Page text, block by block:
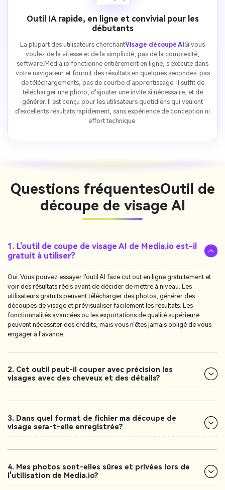
Outil IA rapide, en ligne et convivial pour les
débutants
La plupart des utilisateurs cherchantVisage découpé AI Si vous
voulez de la vitesse et de la simplicité, pas de la complexité,
software.Media.io fonctionne entièrement en ligne, s'exécute dans
votre navigateur et fournit des résultats en quelques secondes-pas
de téléchargements, pas de courbe d'apprentissage. Il suffit de
télécharger une photo, d'ajouter une invite si nécessaire, et de
générer. Il est conçu pour les utilisateurs quotidiens qui veulent
d'excellents résultats rapidement, sans expérience de conception ni
effort technique.
Questions fréquentesOutil de
découpe de visage AI
1. L'outil de coupe de visage AI de Media.io est-il
gratuit à utiliser?
Oui. Vous pouvez essayer l'outil AI face cut out en ligne gratuitement et
voir des résultats réels avant de décider de mettre à niveau. Les
utilisateurs gratuits peuvent télécharger des photos, générer des
découpes de visage et prévisualiser facilement les résultats. Les
fonctionnalités avancées ou les exportations de qualité supérieure
peuvent nécessiter des crédits, mais vous n'êtes jamais obligé de vous
engager à l'avance.
2. Cet outil peut-il couper avec précision les
visages avec des cheveux et des détails?
3. Dans quel format de fichier ma découpe de
visage sera-t-elle enregistrée?
4. Mes photos sont-elles sûres et privées lors de
l'utilisation de Media.io?